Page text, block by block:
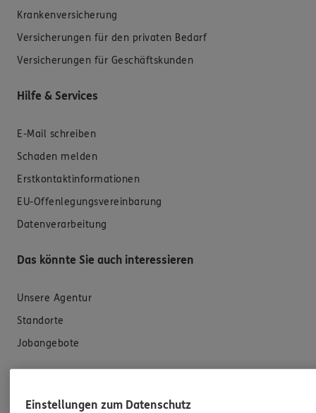
Krankenversicherung
Versicherungen für den privaten Bedarf
Versicherungen für Geschäftskunden
Hilfe & Services
E-Mail schreiben
Schaden melden
Erstkontaktinformationen
EU-Offenlegungsvereinbarung
Datenverarbeitung
Das könnte Sie auch interessieren
Unsere Agentur
Standorte
Jobangebote
Einstellungen zum Datenschutz